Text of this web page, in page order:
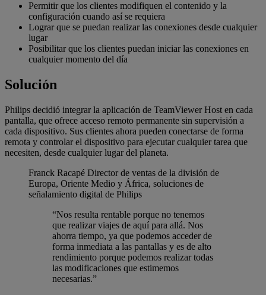
Permitir que los clientes modifiquen el contenido y la
configuración cuando así se requiera
Lograr que se puedan realizar las conexiones desde cualquier
lugar
Posibilitar que los clientes puedan iniciar las conexiones en
cualquier momento del día
Solución
Philips decidió integrar la aplicación de TeamViewer Host en cada
pantalla, que ofrece acceso remoto permanente sin supervisión a
cada dispositivo. Sus clientes ahora pueden conectarse de forma
remota y controlar el dispositivo para ejecutar cualquier tarea que
necesiten, desde cualquier lugar del planeta.
Franck Racapé Director de ventas de la división de
Europa, Oriente Medio y África, soluciones de
señalamiento digital de Philips
“Nos resulta rentable porque no tenemos
que realizar viajes de aquí para allá. Nos
ahorra tiempo, ya que podemos acceder de
forma inmediata a las pantallas y es de alto
rendimiento porque podemos realizar todas
las modificaciones que estimemos
necesarias.”